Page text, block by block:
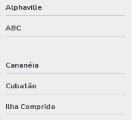
Alphaville
ABC
Cananéia
Cubatão
Ilha Comprida